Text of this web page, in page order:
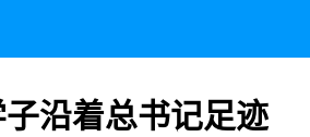
沿着总书记足迹